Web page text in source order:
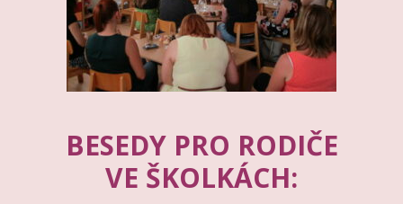
BESEDY PRO RODIČE
VE ŠKOLKÁCH: